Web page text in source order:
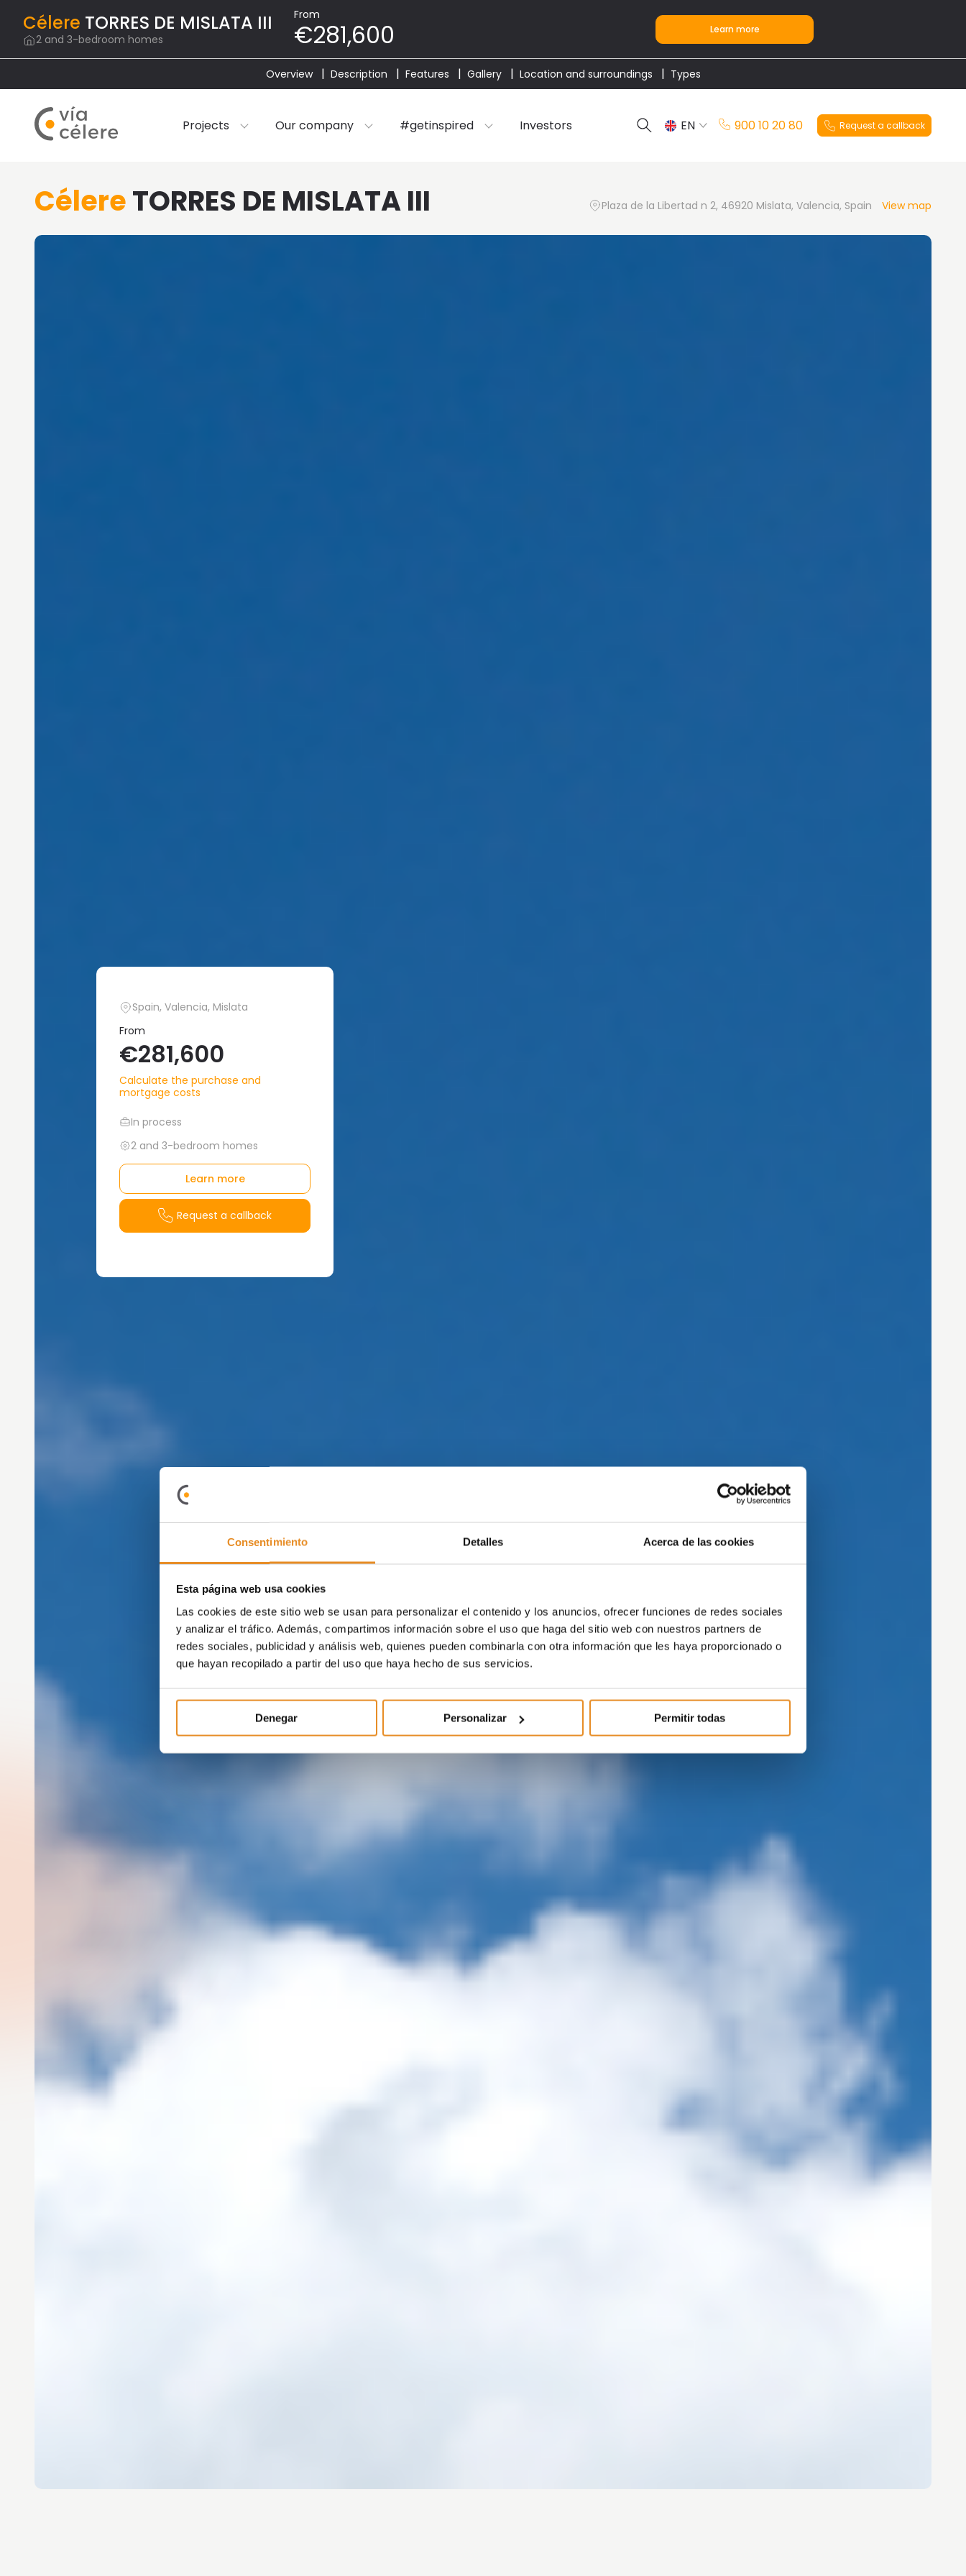
Consentimiento Detalles Acerca de las cookies
Esta página web usa cookies
Las cookies de este sitio web se usan para personalizar el contenido y los anuncios, ofrecer funciones de redes sociales
y analizar el tráfico. Además, compartimos información sobre el uso que haga del sitio web con nuestros partners de
redes sociales, publicidad y análisis web, quienes pueden combinarla con otra información que les haya proporcionado o
que hayan recopilado a partir del uso que haya hecho de sus servicios.
Denegar Personalizar Permitir todas
Célere TORRES DE MISLATA III
2 and 3-bedroom homes
From
€281,600 Learn more
Overview Description Features Gallery Location and surroundings Types
Projects Our company #getinspired Investors
EN
900 10 20 80 Request a callback
CélereTORRES DE MISLATA III Plaza de la Libertad n 2, 46920 Mislata, Valencia, Spain View map
Spain, Valencia, Mislata
From
€281,600
Calculate the purchase and
mortgage costs
In process
2 and 3-bedroom homes
Learn more
Request a callback